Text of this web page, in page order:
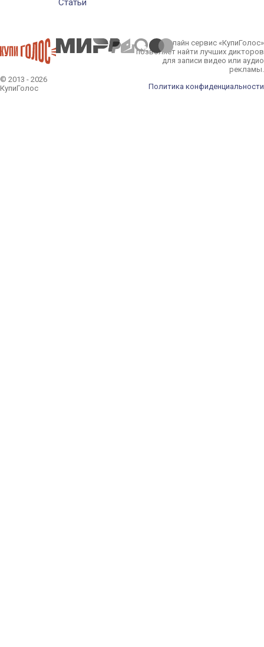
Статьи
© 2013 - 2026
КупиГолос
Онлайн сервис «КупиГолос»
позволяет найти лучших дикторов
для записи видео или аудио
рекламы.
Политика конфиденциальности